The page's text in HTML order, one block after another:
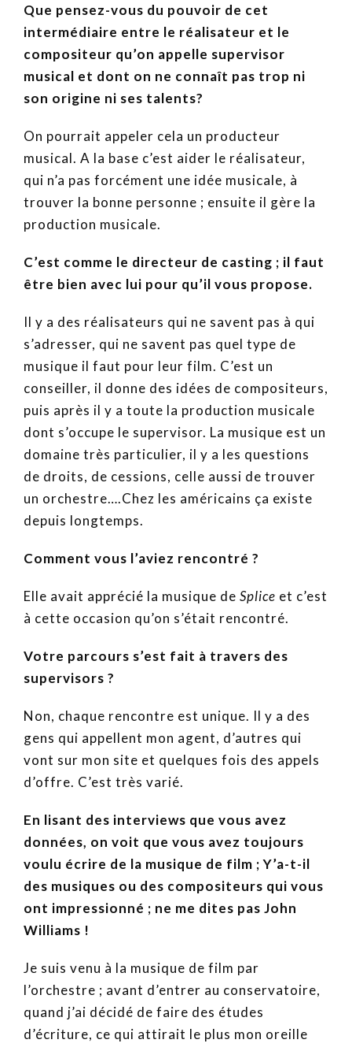
Que pensez-vous du pouvoir de cet
intermédiaire entre le réalisateur et le
compositeur qu’on appelle supervisor
musical et dont on ne connaît pas trop ni
son origine ni ses talents?
On pourrait appeler cela un producteur
musical. A la base c’est aider le réalisateur,
qui n’a pas forcément une idée musicale, à
trouver la bonne personne ; ensuite il gère la
production musicale.
C’est comme le directeur de casting ; il faut
être bien avec lui pour qu’il vous propose.
Il y a des réalisateurs qui ne savent pas à qui
s’adresser, qui ne savent pas quel type de
musique il faut pour leur film. C’est un
conseiller, il donne des idées de compositeurs,
puis après il y a toute la production musicale
dont s’occupe le supervisor. La musique est un
domaine très particulier, il y a les questions
de droits, de cessions, celle aussi de trouver
un orchestre….Chez les américains ça existe
depuis longtemps.
Comment vous l’aviez rencontré ?
Elle avait apprécié la musique de Splice et c’est
à cette occasion qu’on s’était rencontré.
Votre parcours s’est fait à travers des
supervisors ?
Non, chaque rencontre est unique. Il y a des
gens qui appellent mon agent, d’autres qui
vont sur mon site et quelques fois des appels
d’offre. C’est très varié.
En lisant des interviews que vous avez
données, on voit que vous avez toujours
voulu écrire de la musique de film ; Y’a-t-il
des musiques ou des compositeurs qui vous
ont impressionné ; ne me dites pas John
Williams !
Je suis venu à la musique de film par
l’orchestre ; avant d’entrer au conservatoire,
quand j’ai décidé de faire des études
d’écriture, ce qui attirait le plus mon oreille